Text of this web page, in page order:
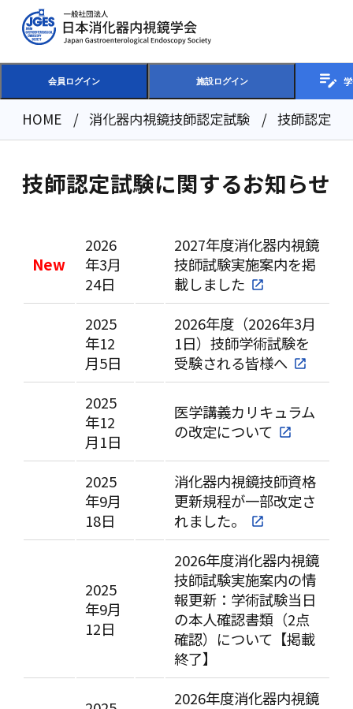
会員ログイン 施設ログイン
HOME 消化器内視鏡技師認定試験 技師認定試
技師認定試験に関するお知らせ
New
2026
年3月
24日
2027年度消化器内視鏡
技師試験実施案内を掲
載しました
2025
年12
月5日
2026年度（2026年3月
1日）技師学術試験を
受験される皆様へ
2025
年12
月1日
医学講義カリキュラム
の改定について
2025
年9月
18日
消化器内視鏡技師資格
更新規程が一部改定さ
れました。
2025
年9月
12日
2026年度消化器内視鏡
技師試験実施案内の情
報更新：学術試験当日
の本人確認書類（2点
確認）について【掲載
終了】
2026年度消化器内視鏡